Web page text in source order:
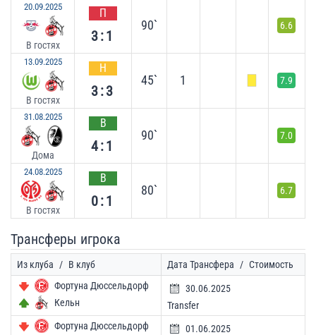
20.09.2025
В гостях
П
3:1
90` 6.6
13.09.2025
В гостях
Н
3:3
45` 1 7.9
31.08.2025
Дома
В
4:1
90` 7.0
24.08.2025
В гостях
В
0:1
80` 6.7
Трансферы игрока
Из клуба / В клуб Дата Трансфера / Стоимость
Фортуна Дюссельдорф
Кельн
30.06.2025
Transfer
Фортуна Дюссельдорф
01.06.2025